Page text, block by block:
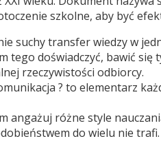
szkolne, aby być
suchy transfer wiedzy w
doświadczyć, bawić się
rzeczywistości odbiorcy.
? to elementarz
angażuj różne style
do wielu nie trafi.